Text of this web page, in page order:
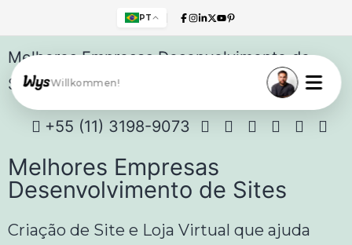
PT
Willkommen!
Melhores Empresas Desenvolvimento de
Sites
+55 (11) 3198-9073
Melhores Empresas
Desenvolvimento de Sites
Criação de Site e Loja Virtual que ajuda